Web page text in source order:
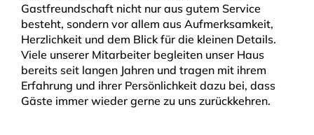
Gastfreundschaft nicht nur aus gutem Service
besteht, sondern vor allem aus Aufmerksamkeit,
Herzlichkeit und dem Blick für die kleinen Details.
Viele unserer Mitarbeiter begleiten unser Haus
bereits seit langen Jahren und tragen mit ihrem
Erfahrung und ihrer Persönlichkeit dazu bei, dass
Gäste immer wieder gerne zu uns zurückkehren.